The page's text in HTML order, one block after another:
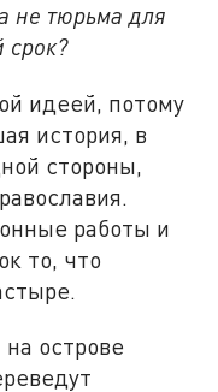
не тюрьма для
идеей, потому
история, в
стороны,
работы и
то, что
острове